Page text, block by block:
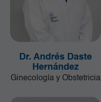
Dr. Andrés Daste
Hernández
Ginecología y Obstetricia